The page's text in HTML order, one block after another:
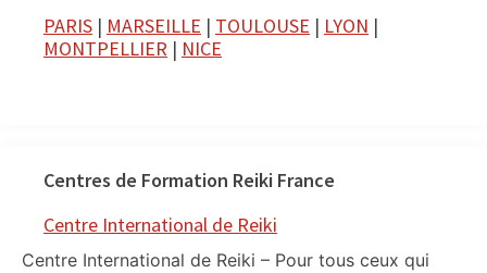
PARIS | MARSEILLE | TOULOUSE | LYON |
MONTPELLIER | NICE
Centres de Formation Reiki France
Centre International de Reiki
Centre International de Reiki – Pour tous ceux qui